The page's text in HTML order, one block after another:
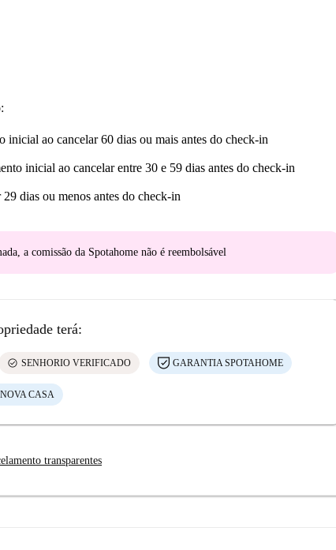
inicial ao cancelar 60 dias ou mais antes do check-in
inicial ao cancelar entre 30 e 59 dias antes do check-in
29 dias ou menos antes do check-in
a comissão da Spotahome não é reembolsável
terá:
check_circle SENHORIO VERIFICADO GARANTIA SPOTAHOME
CASA
transparentes